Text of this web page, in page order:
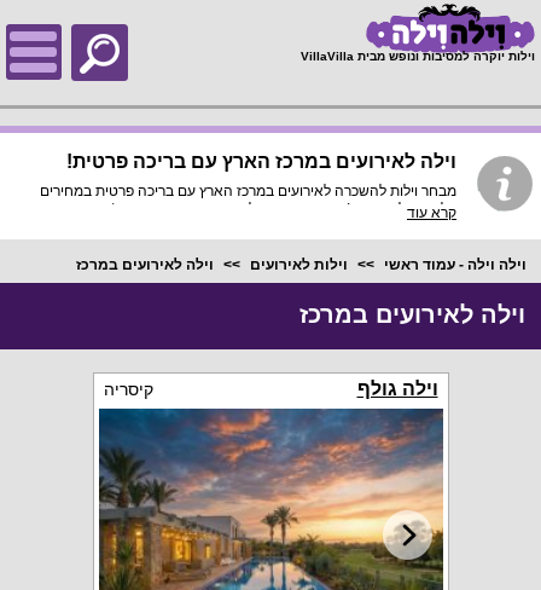
וילות יוקרה למסיבות ונופש מבית VillaVilla
וילה לאירועים במרכז הארץ עם בריכה פרטית!
מבחר וילות להשכרה לאירועים במרכז הארץ עם בריכה פרטית במחירים
זולים אצלנו באתר! קיימו אירוע גדול או קטן כמו חתונה, בר / בת מצווה, יום
קרא עוד
וילה וילה - עמוד ראשי וילות לאירועים וילה לאירועים במרכז
וילה לאירועים במרכז
וילה גולף קיסריה